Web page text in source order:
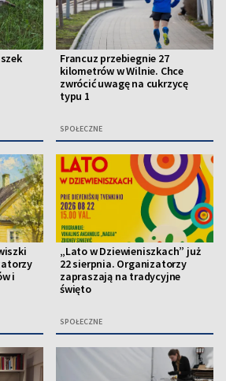
Francuz przebiegnie 27
kilometrów w Wilnie. Chce
zwrócić uwagę na cukrzycę
typu 1
SPOŁECZNE
i
„Lato w Dziewieniszkach” już
22 sierpnia. Organizatorzy
zapraszają na tradycyjne
święto
SPOŁECZNE